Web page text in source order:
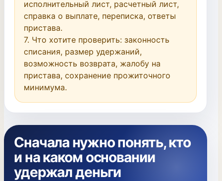
исполнительный лист, расчетный лист,
справка о выплате, переписка, ответы
пристава.
7. Что хотите проверить: законность
списания, размер удержаний,
возможность возврата, жалобу на
пристава, сохранение прожиточного
минимума.
Сначала нужно понять, кто
и на каком основании
удержал деньги